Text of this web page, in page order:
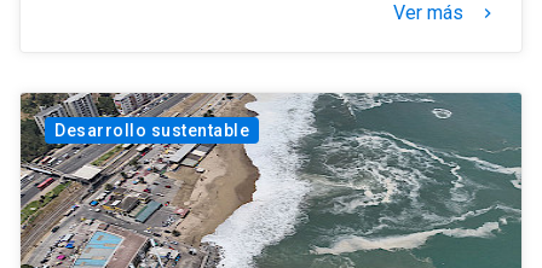
Ver más keyboard_arrow_right
Desarrollo sustentable